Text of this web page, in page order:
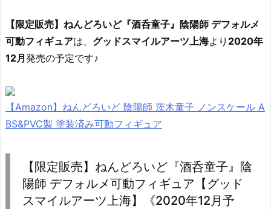
【限定販売】ねんどろいど『酒呑童子』陰陽師 デフォルメ
可動フィギュアは、 グッドスマイルアーツ上海より 2020年
12月発売の予定です♪
【Amazon】ねんどろいど 陰陽師 茨木童子 ノンスケール A
BS&PVC製 塗装済み可動フィギュア
【限定販売】ねんどろいど『酒呑童子』陰
陽師 デフォルメ可動フィギュア【グッド
スマイルアーツ上海】《2020年12月予